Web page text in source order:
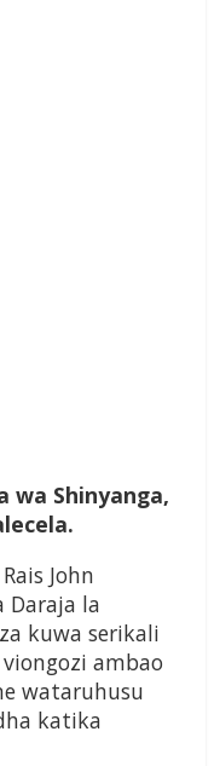
wa Shinyanga,
John
la
kuwa serikali
ambao
wataruhusu
katika